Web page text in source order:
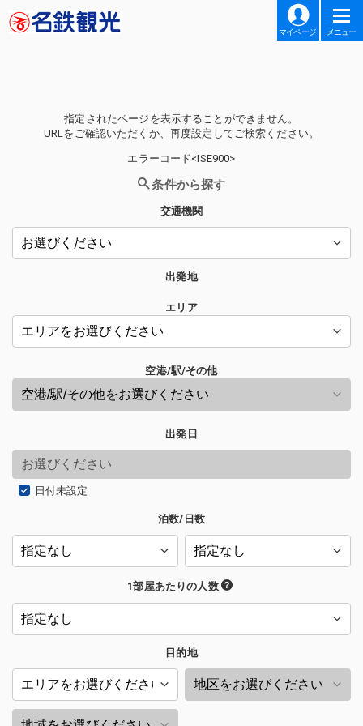
マイページ メニュー
指定されたページを表示することができません。
URLをご確認いただくか、再度設定してご検索ください。
エラーコード<ISE900>
条件から探す
交通機関
出発地
エリア
空港/駅/その他
出発日
日付未設定
泊数/日数
1部屋あたりの人数
目的地